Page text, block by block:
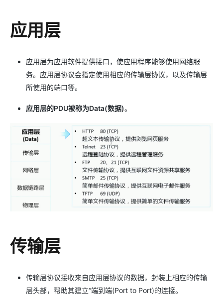
应用层
应用层为应用软件提供接口，使应用程序能够使用网络服
务。应用层协议会指定使用相应的传输层协议，以及传输层
所使用的端口等。
应用层的PDU被称为Data(数据)。
传输层
传输层协议接收来自应用层协议的数据，封装上相应的传输
层头部，帮助其建立“端到端(Port to Port)的连接。